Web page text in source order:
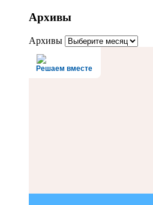
Архивы
Архивы
Решаем вместе